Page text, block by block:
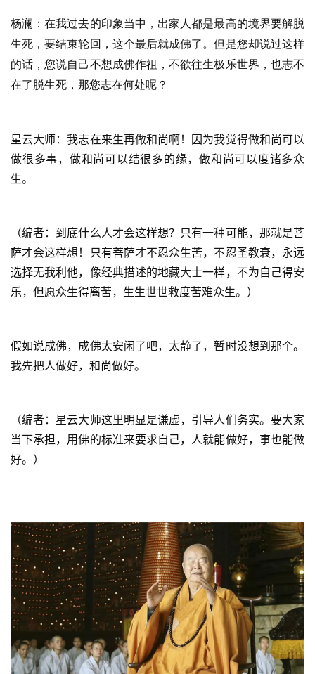
杨澜：在我过去的印象当中，出家人都是最高的境界要解脱
生死，要结束轮回，这个最后就成佛了。但是您却说过这样
的话，您说自己不想成佛作祖，不欲往生极乐世界，也志不
在了脱生死，那您志在何处呢？
星云大师：我志在来生再做和尚啊！因为我觉得做和尚可以
做很多事，做和尚可以结很多的缘，做和尚可以度诸多众
生。
（编者：到底什么人才会这样想？只有一种可能，那就是菩
萨才会这样想！只有菩萨才不忍众生苦，不忍圣教衰，永远
选择无我利他，像经典描述的地藏大士一样，不为自己得安
乐，但愿众生得离苦，生生世世救度苦难众生。）
假如说成佛，成佛太安闲了吧，太静了，暂时没想到那个。
我先把人做好，和尚做好。
（编者：星云大师这里明显是谦虚，引导人们务实。要大家
当下承担，用佛的标准来要求自己，人就能做好，事也能做
好。）